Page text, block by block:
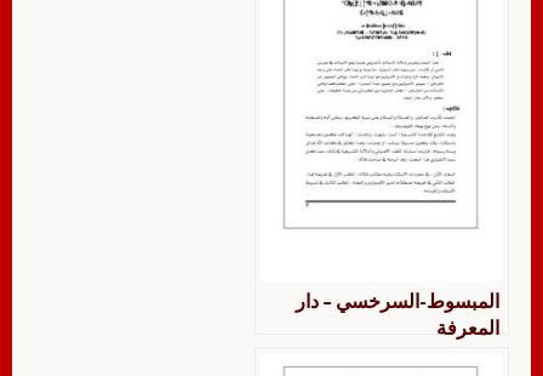
المبسوط-السرخسي – دار
المعرفة